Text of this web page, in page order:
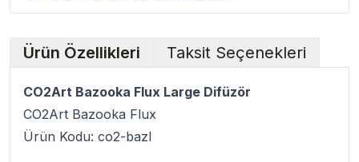
Ürün Özellikleri Taksit Seçenekleri
CO2Art Bazooka Flux Large Difüzör
CO2Art Bazooka Flux
Ürün Kodu: co2-bazl